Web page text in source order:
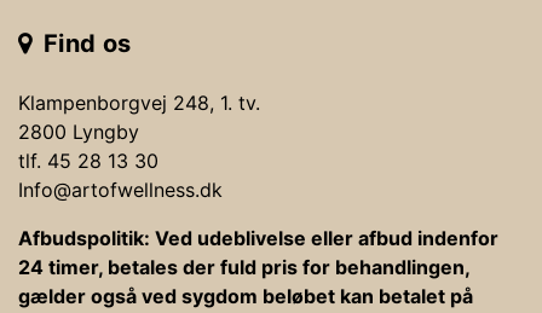
Find os
Klampenborgvej 248, 1. tv.
2800 Lyngby
tlf. 45 28 13 30
Info@artofwellness.dk
Afbudspolitik: Ved udeblivelse eller afbud indenfor
24 timer, betales der fuld pris for behandlingen,
gælder også ved sygdom beløbet kan betalet på